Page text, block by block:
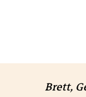
Brett,